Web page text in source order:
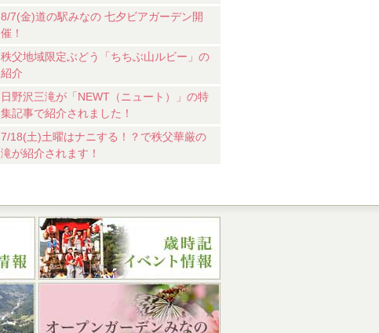
8/7(金)道の駅みなの 七夕ビアガーデン開
催！
秩父地域限定ぶどう「ちちぶ山ルビー」の
紹介
日野沢三滝が「NEWT（ニュート）」の特
集記事で紹介されました！
7/18(土)土曜はナニする！？で秩父華厳の
滝が紹介されます！